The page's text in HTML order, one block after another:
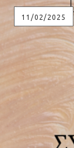
11/02/2025